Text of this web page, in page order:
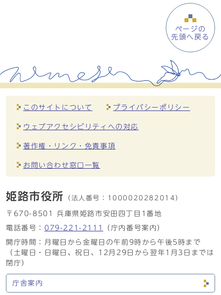
ページの
先頭へ戻る
このサイトについて プライバシーポリシー
ウェブアクセシビリティへの対応
著作権・リンク・免責事項
お問い合わせ窓口一覧
姫路市役所 （法人番号： 1000020282014）
〒670-8501 兵庫県姫路市安田四丁目1番地
電話番号： 079-221-2111
（庁内番号案内）
開庁時間：月曜日から金曜日の午前9時から午後5時まで
（土曜日・日曜日、祝日、12月29日から翌年1月3日までは
閉庁）
庁舎案内